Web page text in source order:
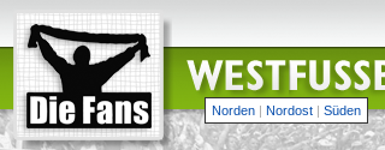
Norden | Nordost | Süden